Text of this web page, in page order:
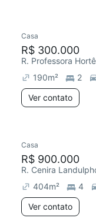
Casa
R$ 300.000
190m² 2
Ver contato
Casa
R$ 900.000
R. Cenira
404m² 4
Ver contato